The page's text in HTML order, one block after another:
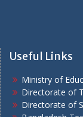
Useful Links
Ministry of
Directorate of
Directorate of